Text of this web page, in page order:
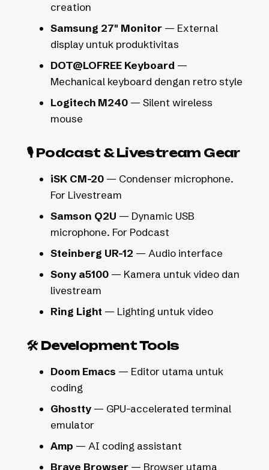
creation
Samsung 27" Monitor — External
display untuk produktivitas
DOT@LOFREE Keyboard —
Mechanical keyboard dengan retro style
Logitech M240 — Silent wireless
mouse
🎙️ Podcast & Livestream Gear
iSK CM-20 — Condenser microphone.
For Livestream
Samson Q2U — Dynamic USB
microphone. For Podcast
Steinberg UR-12 — Audio interface
Sony a5100 — Kamera untuk video dan
livestream
Ring Light — Lighting untuk video
🛠️ Development Tools
Doom Emacs — Editor utama untuk
coding
Ghostty — GPU-accelerated terminal
emulator
Amp — AI coding assistant
Brave Browser — Browser utama